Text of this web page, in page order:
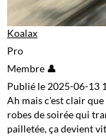
Koalax
Pro
Membre 👤
Publié le 2025-06-13
Ah mais c'est clair
robes de soirée qui
pailletée, ça devient